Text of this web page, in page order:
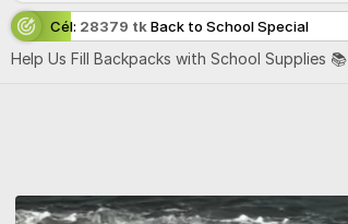
Cél: 28379 tkBack to School Special
Help Us Fill Backpacks with School Supplies 📚